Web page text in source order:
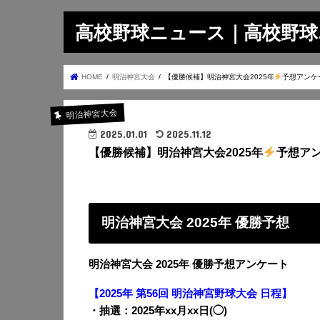
高校野球ニュース｜高校野
HOME 明治神宮大会 【優勝候補】明治神宮大会2025年 予想アンケ
明治神宮大会
2025.01.01 2025.11.12
【優勝候補】明治神宮大会2025年 予想ア
明治神宮大会 2025年 優勝予想
明治神宮大会 2025年 優勝予想アンケート
【2025年 第56回 明治神宮野球大会 日程】
・抽選：2025年xx月xx日(◯)